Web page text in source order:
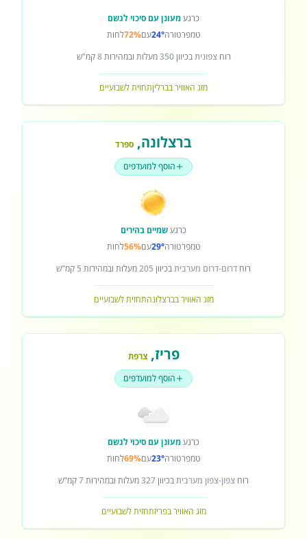
כרגעמעונן עם סיכוי לגשם
טמפרטורה24°עם72%לחות
רוחצפוניתבכיוון350מעלות ובמהירות8קמ"ש
מזג האוויר בברליןתחזית לשבועיים
ברצלונה, ספרד
הוסף למועדפים
כרגעשמיים בהירים
טמפרטורה29°עם56%לחות
רוח דרום-דרום מערביתבכיוון 205מעלות ובמהירות 5 קמ"ש
מזג האוויר בברצלונהתחזית לשבועיים
פריז,צרפת
הוסף למועדפים
כרגעמעונן עם סיכוי לגשם
טמפרטורה23°עם69%לחות
רוח צפון-צפון מערביתבכיוון327מעלות ובמהירות7קמ"ש
מזג האוויר בפריזתחזית לשבועיים